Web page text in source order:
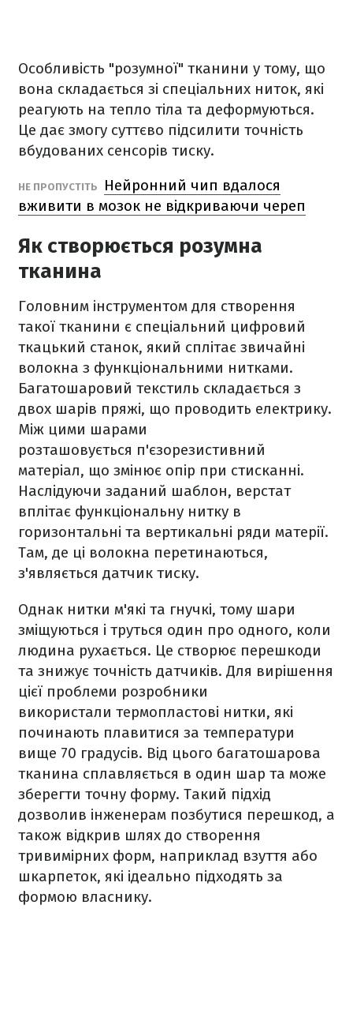
Особливість "розумної" тканини у тому, що
вона складається зі спеціальних ниток, які
реагують на тепло тіла та деформуються.
Це дає змогу суттєво підсилити точність
вбудованих сенсорів тиску.
НЕ ПРОПУСТІТЬ
Нейронний чип вдалося
вживити в мозок не відкриваючи череп
Як створюється розумна
тканина
Головним інструментом для створення
такої тканини є спеціальний цифровий
ткацький станок, який сплітає звичайні
волокна з функціональними нитками.
Багатошаровий текстиль складається з
двох шарів пряжі, що проводить електрику.
Між цими шарами
розташовується п'єзорезистивний
матеріал, що змінює опір при стисканні.
Наслідуючи заданий шаблон, верстат
вплітає функціональну нитку в
горизонтальні та вертикальні ряди матерії.
Там, де ці волокна перетинаються,
з'являється датчик тиску.
Однак нитки м'які та гнучкі, тому шари
зміщуються і труться один про одного, коли
людина рухається. Це створює перешкоди
та знижує точність датчиків. Для вирішення
цієї проблеми розробники
використали термопластові нитки, які
починають плавитися за температури
вище 70 градусів. Від цього багатошарова
тканина сплавляється в один шар та може
зберегти точну форму. Такий підхід
дозволив інженерам позбутися перешкод, а
також відкрив шлях до створення
тривимірних форм, наприклад взуття або
шкарпеток, які ідеально підходять за
формою власнику.